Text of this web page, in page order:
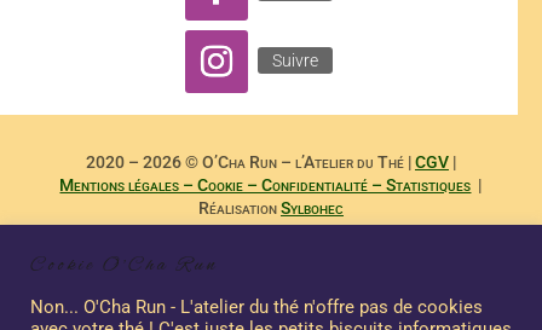
Suivre
2020 – 2026 © O’Cha Run – l’Atelier du Thé |CGV|
Mentions légales – Cookie – Confidentialité – Statistiques |
RéalisationSylbohec
Photographies deNicole Boubee Photographe
Cookie O'Cha Run
Non... O'Cha Run - L'atelier du thé n'offre pas de cookies